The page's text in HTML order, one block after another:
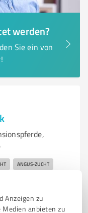
Anzeigen zu
anbieten zu
werden?
Sie ein von
ANGUS-ZUCHT